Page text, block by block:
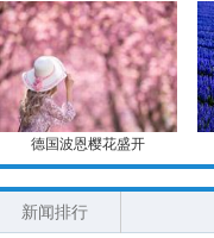
德国波恩樱花盛开
新闻排行